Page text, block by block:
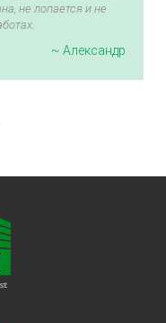
не лопается и не
~ Александр